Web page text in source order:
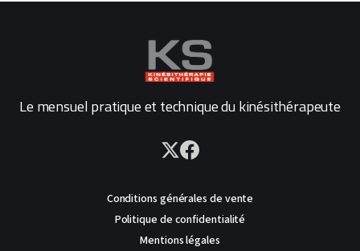
Le mensuel pratique et technique du kinésithérapeute
Conditions générales de vente
Politique de confidentialité
Mentions légales